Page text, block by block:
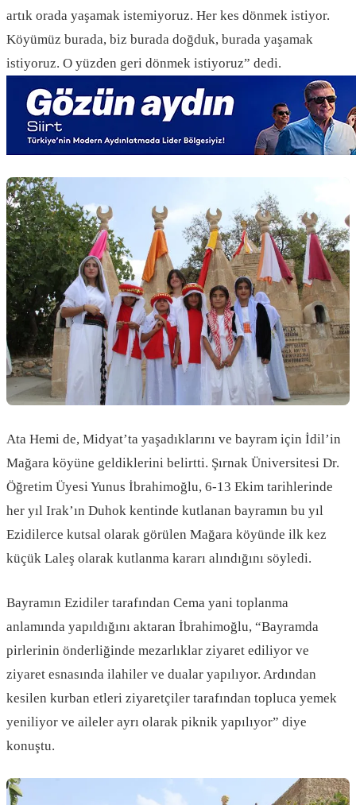
artık orada yaşamak istemiyoruz. Her kes dönmek istiyor.
Köyümüz burada, biz burada doğduk, burada yaşamak
istiyoruz. O yüzden geri dönmek istiyoruz” dedi.
Ata Hemi de, Midyat’ta yaşadıklarını ve bayram için İdil’in
Mağara köyüne geldiklerini belirtti. Şırnak Üniversitesi Dr.
Öğretim Üyesi Yunus İbrahimoğlu, 6-13 Ekim tarihlerinde
her yıl Irak’ın Duhok kentinde kutlanan bayramın bu yıl
Ezidilerce kutsal olarak görülen Mağara köyünde ilk kez
küçük Laleş olarak kutlanma kararı alındığını söyledi.
Bayramın Ezidiler tarafından Cema yani toplanma
anlamında yapıldığını aktaran İbrahimoğlu, “Bayramda
pirlerinin önderliğinde mezarlıklar ziyaret ediliyor ve
ziyaret esnasında ilahiler ve dualar yapılıyor. Ardından
kesilen kurban etleri ziyaretçiler tarafından topluca yemek
yeniliyor ve aileler ayrı olarak piknik yapılıyor” diye
konuştu.